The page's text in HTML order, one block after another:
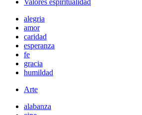
Valores espiritualidad
alegria
amor
caridad
esperanza
fe
gracia
humildad
Arte
alabanza